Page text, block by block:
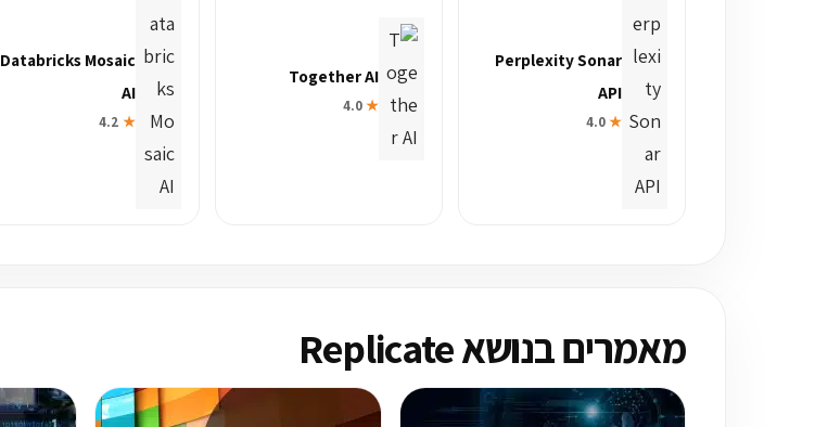
Perplexity Sonar
API
★
Together AI
★
Databricks Mosaic
AI
★
מאמרים בנושא Replicate